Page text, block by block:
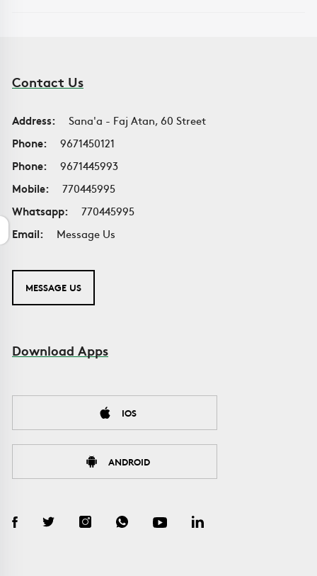
Contact Us
Address:
Sana'a - Faj Atan, 60 Street
Phone:
9671450121
Phone:
9671445993
Mobile:
770445995
Whatsapp:
770445995
Email:
Message Us
MESSAGE US
Download Apps
IOS
ANDROID